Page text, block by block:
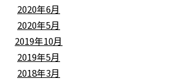
2020年6月
2020年5月
2019年10月
2019年5月
2018年3月